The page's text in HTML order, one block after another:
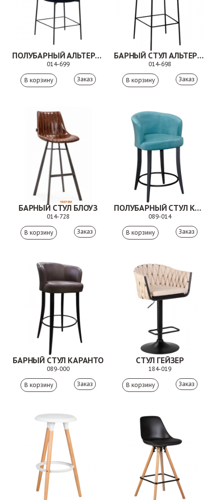
ПОЛУБАРНЫЙ АЛЬТЕРИЯ
014-699
Заказ
БАРНЫЙ СТУЛ АЛЬТЕРИЯ
014-698
Заказ
БАРНЫЙ СТУЛ БЛОУЗ
014-728
Заказ
ПОЛУБАРНЫЙ СТУЛ КАРАНТО
089-014
Заказ
БАРНЫЙ СТУЛ КАРАНТО
089-000
Заказ
СТУЛ ГЕЙЗЕР
184-019
Заказ